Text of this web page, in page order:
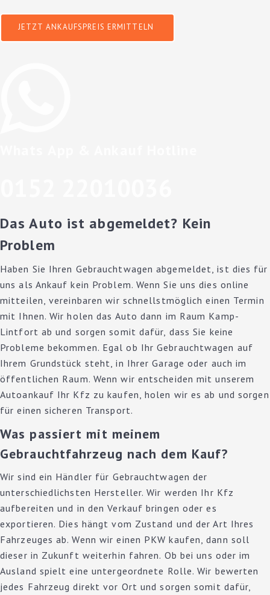
JETZT ANKAUFSPREIS ERMITTELN
Das Auto ist abgemeldet? Kein
Problem
Haben Sie Ihren Gebrauchtwagen abgemeldet, ist dies für
uns als Ankauf kein Problem. Wenn Sie uns dies online
mitteilen, vereinbaren wir schnellstmöglich einen Termin
mit Ihnen. Wir holen das Auto dann im Raum Kamp-
Lintfort ab und sorgen somit dafür, dass Sie keine
Probleme bekommen. Egal ob Ihr Gebrauchtwagen auf
Ihrem Grundstück steht, in Ihrer Garage oder auch im
öffentlichen Raum. Wenn wir entscheiden mit unserem
Autoankauf Ihr Kfz zu kaufen, holen wir es ab und sorgen
für einen sicheren Transport.
Was passiert mit meinem
Gebrauchtfahrzeug nach dem Kauf?
Wir sind ein Händler für Gebrauchtwagen der
unterschiedlichsten Hersteller. Wir werden Ihr Kfz
aufbereiten und in den Verkauf bringen oder es
exportieren. Dies hängt vom Zustand und der Art Ihres
Fahrzeuges ab. Wenn wir einen PKW kaufen, dann soll
dieser in Zukunft weiterhin fahren. Ob bei uns oder im
Ausland spielt eine untergeordnete Rolle. Wir bewerten
jedes Fahrzeug direkt vor Ort und sorgen somit dafür,